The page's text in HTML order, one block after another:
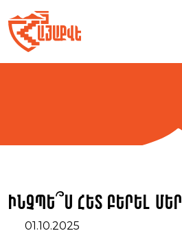
to
content
Ինչպե՞ս հետ բերել
01.10.2025